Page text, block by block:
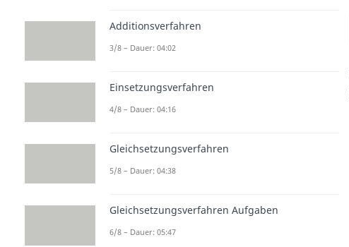
Additionsverfahren
3/8 – Dauer: 04:02
Einsetzungsverfahren
4/8 – Dauer: 04:16
Gleichsetzungsverfahren
5/8 – Dauer: 04:38
Gleichsetzungsverfahren Aufgaben
6/8 – Dauer: 05:47